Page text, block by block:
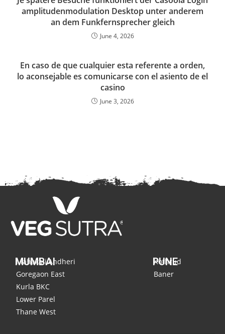
amplitudenmodulation Desktop unter anderem
an dem Funkfernsprecher gleich
June 4, 2026
En caso de que cualquier esta referente a orden,
lo aconsejable es comunicarse con el asiento de el
casino
June 3, 2026
MUMBAI
Mahakali,Andheri
Goregaon East
Kurla BKC
Lower Parel
Thane West
PUNE
Kothrud
Baner